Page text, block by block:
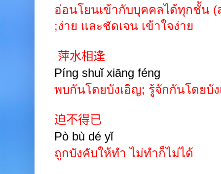
อ่อนโยนเข้ากับบุคคลได้ทุกชั้น
;ง่าย และชัดเจน เข้าใจง่าย
萍水相逢
Píng shuǐ xiāng féng
พบกันโดยบังเอิญ; รู้จักกันโดยบั
迫不得已
Pò bù dé yǐ
ถูกบังคับให้ทำ ไม่ทำก็ไม่ได้